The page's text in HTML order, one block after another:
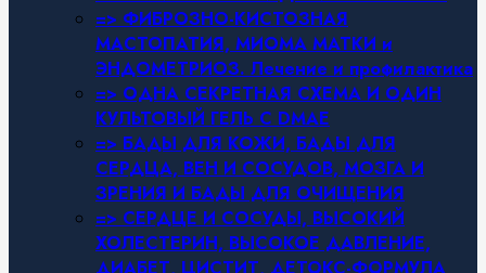
=> ФИБРОЗНО-КИСТОЗНАЯ
МАСТОПАТИЯ, МИОМА МАТКИ и
ЭНДОМЕТРИОЗ. Лечение и профилактика
=> ОДНА СЕКРЕТНАЯ СХЕМА И ОДИН
КУЛЬТОВЫЙ ГЕЛЬ С DMAE
=> БАДЫ ДЛЯ КОЖИ, БАДЫ ДЛЯ
СЕРДЦА, ВЕН И СОСУДОВ, МОЗГА И
ЗРЕНИЯ И БАДЫ ДЛЯ ОЧИЩЕНИЯ
=> СЕРДЦЕ И СОСУДЫ, ВЫСОКИЙ
ХОЛЕСТЕРИН, ВЫСОКОЕ ДАВЛЕНИЕ,